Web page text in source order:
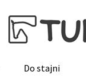
Do stajni